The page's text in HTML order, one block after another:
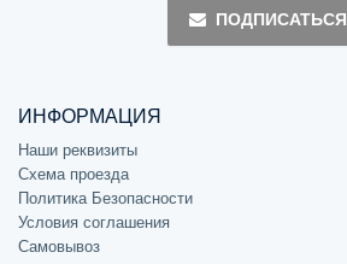
ПОДПИСАТЬСЯ
ИНФОРМАЦИЯ
Наши реквизиты
Схема проезда
Политика Безопасности
Условия соглашения
Самовывоз